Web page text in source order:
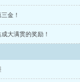
浪！撕破黄种人短距
金！
大满贯的奖励！